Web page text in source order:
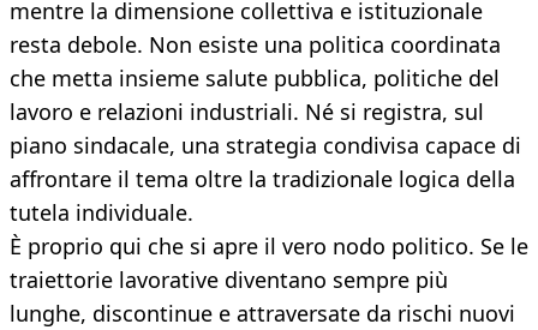
mentre la dimensione collettiva e istituzionale
resta debole. Non esiste una politica coordinata
che metta insieme salute pubblica, politiche del
lavoro e relazioni industriali. Né si registra, sul
piano sindacale, una strategia condivisa capace di
affrontare il tema oltre la tradizionale logica della
tutela individuale.
È proprio qui che si apre il vero nodo politico. Se le
traiettorie lavorative diventano sempre più
lunghe, discontinue e attraversate da rischi nuovi